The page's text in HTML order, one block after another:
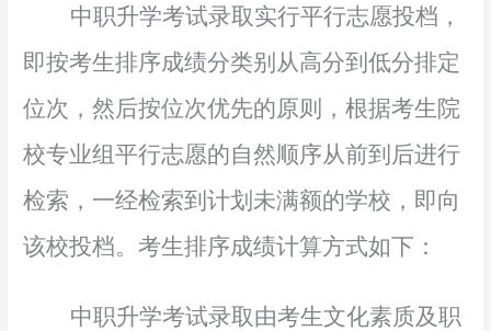
中职升学考试录取实行平行志愿投档，
即按考生排序成绩分类别从高分到低分排定
位次，然后按位次优先的原则，根据考生院
校专业组平行志愿的自然顺序从前到后进行
检索，一经检索到计划未满额的学校，即向
该校投档。考生排序成绩计算方式如下：
中职升学考试录取由考生文化素质及职